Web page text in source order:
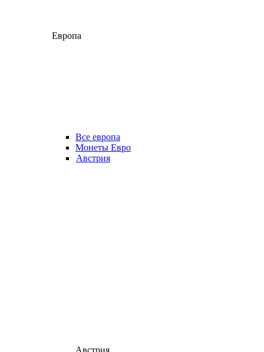
Европа
Все европа
Монеты Евро
Австрия
Австрия